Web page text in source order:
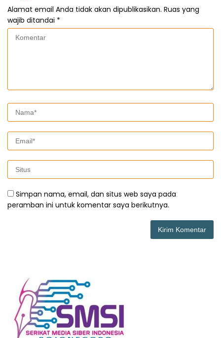
Alamat email Anda tidak akan dipublikasikan. Ruas yang
wajib ditandai *
Simpan nama, email, dan situs web saya pada
peramban ini untuk komentar saya berikutnya.